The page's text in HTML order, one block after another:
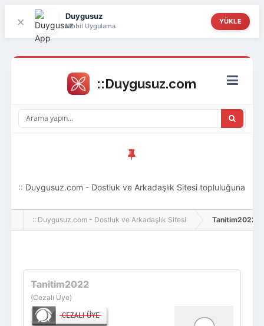
× Duygusuz
Mobil Uygulama
YÜKLE
:: Duygusuz.com - Dostluk ve Arkadaşlık Sitesi topluluğuna
hoş geldin ziyaretçi! Aramıza katılmak istersen kayıt
:: Duygusuz.com - Dostluk ve Arkadaşlık Sitesi Tanitim2022,
Tanitim2022
(Cezalı Üye)